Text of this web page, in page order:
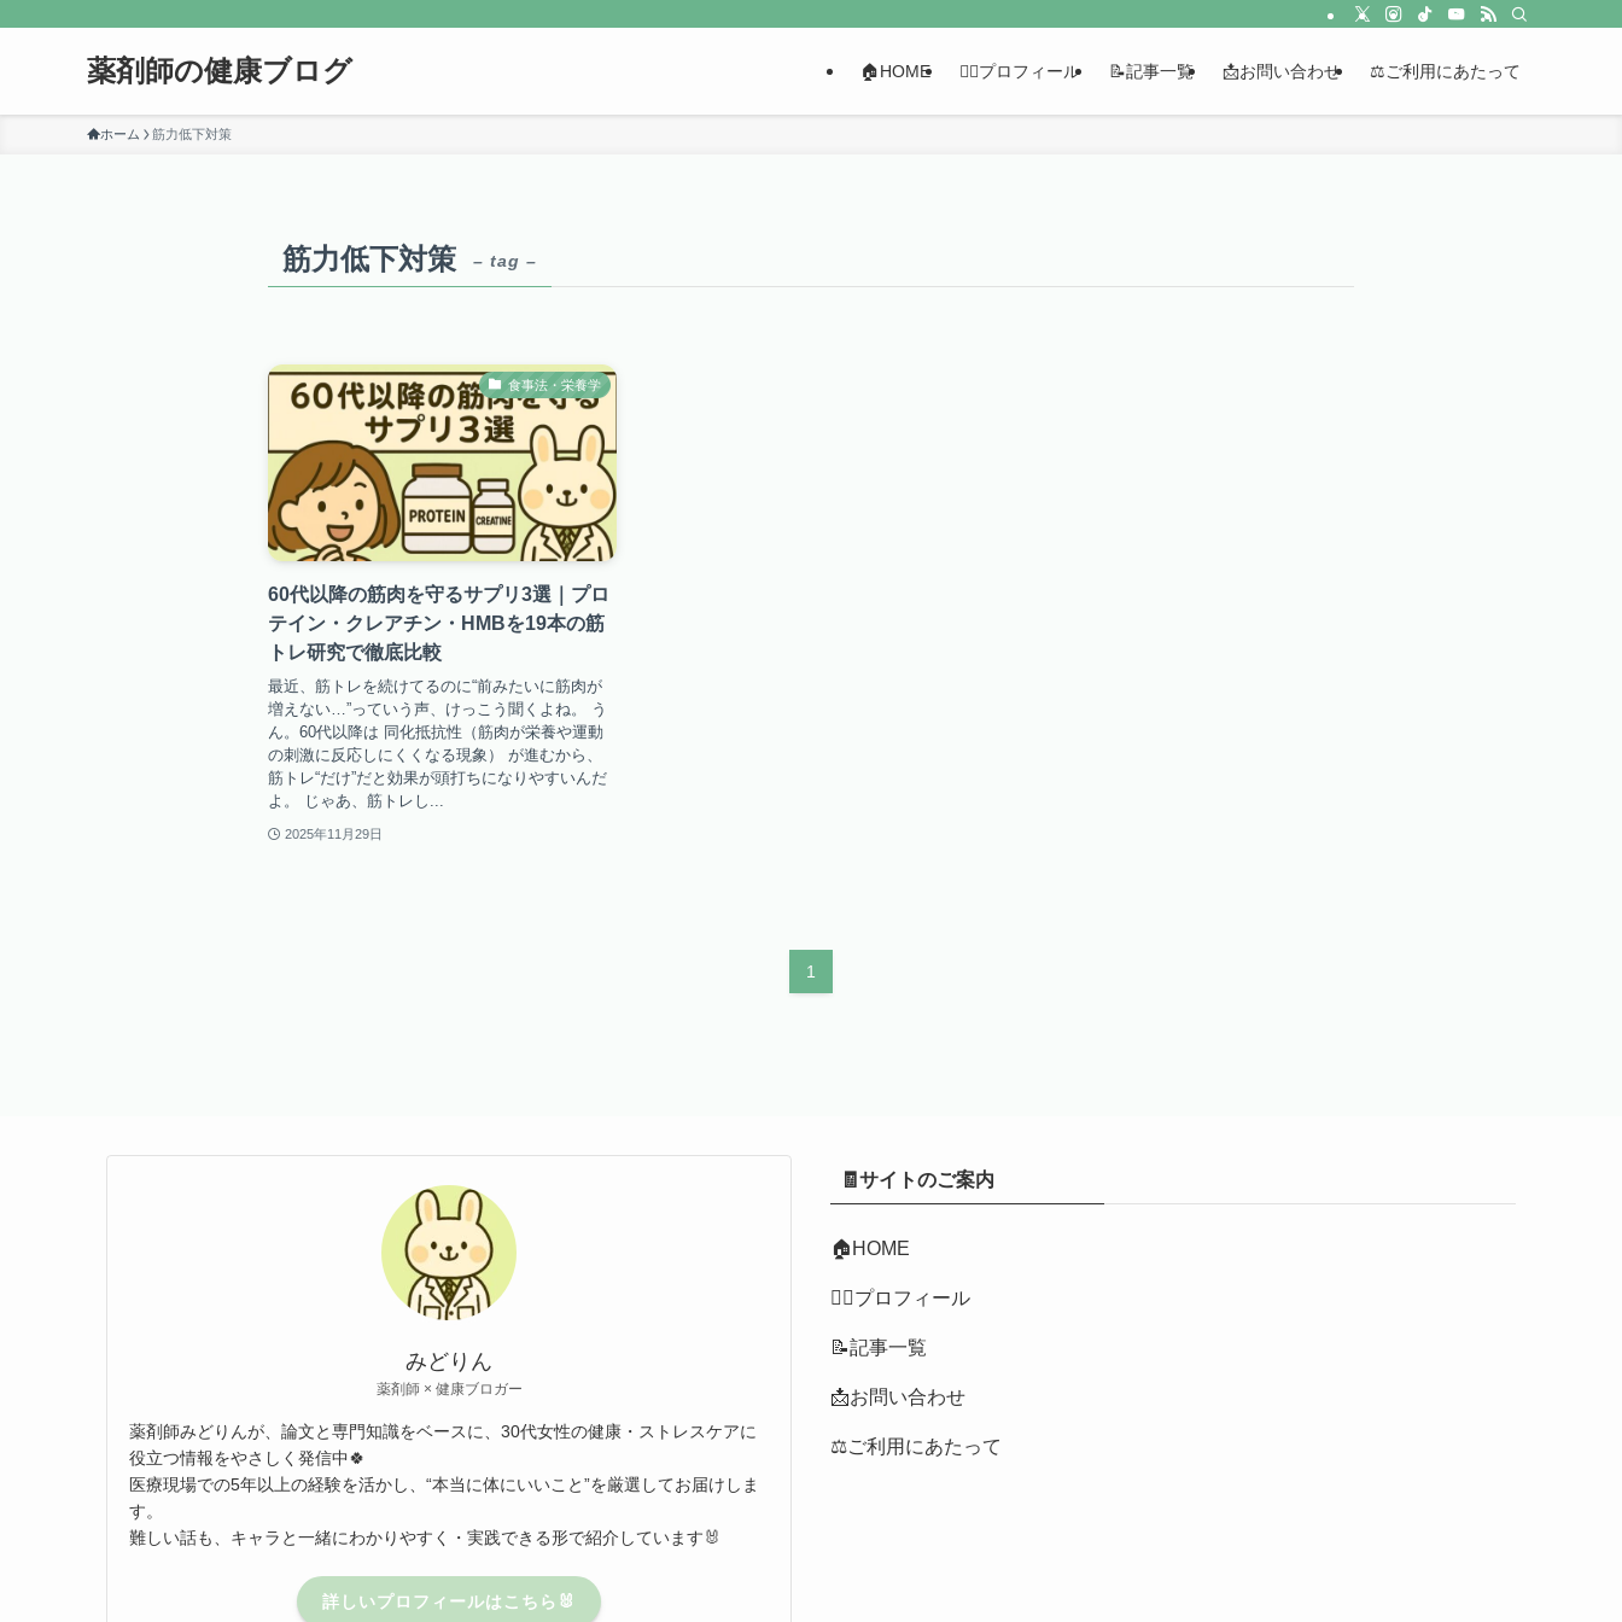
薬剤師の健康ブログ 🏠HOME 👩‍⚕️プロフィール 📝記事一覧 📩お問い合わせ ⚖️ご利用にあたって
ホーム 筋力低下対策
筋力低下対策 – tag –
食事法・栄養学
60代以降の筋肉を守るサプリ3選｜プロ
テイン・クレアチン・HMBを19本の筋
トレ研究で徹底比較
最近、筋トレを続けてるのに“前みたいに筋肉が
増えない…”っていう声、けっこう聞くよね。 う
ん。60代以降は 同化抵抗性（筋肉が栄養や運動
の刺激に反応しにくくなる現象） が進むから、
筋トレ“だけ”だと効果が頭打ちになりやすいんだ
よ。 じゃあ、筋トレし...
2025年11月29日
1
みどりん
薬剤師 × 健康ブロガー
薬剤師みどりんが、論文と専門知識をベースに、30代女性の健康・ストレスケアに
役立つ情報をやさしく発信中🍀
医療現場での5年以上の経験を活かし、“本当に体にいいこと”を厳選してお届けしま
す。
難しい話も、キャラと一緒にわかりやすく・実践できる形で紹介しています🐰
詳しいプロフィールはこちら🐰
🧾サイトのご案内
🏠 HOME
👩‍⚕️プロフィール
📝記事一覧
📩お問い合わせ
⚖️ご利用にあたって